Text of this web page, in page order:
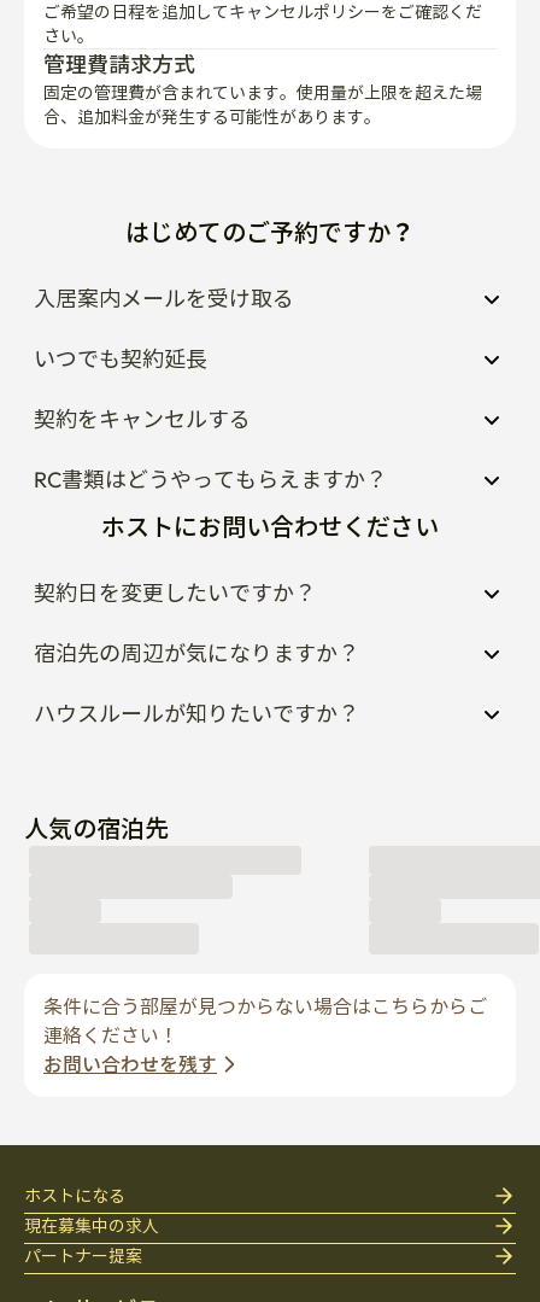
ご希望の日程を追加してキャンセルポリシーをご確認くだ
さい。
管理費請求方式
固定の管理費が含まれています。使用量が上限を超えた場
合、追加料金が発生する可能性があります。
はじめてのご予約ですか？
入居案内メールを受け取る
いつでも契約延長
契約をキャンセルする
RC書類はどうやってもらえますか？
ホストにお問い合わせください
契約日を変更したいですか？
宿泊先の周辺が気になりますか？
ハウスルールが知りたいですか？
人気の宿泊先
条件に合う部屋が見つからない場合はこちらからご
連絡ください！
お問い合わせを残す
ホストになる
現在募集中の求人
パートナー提案